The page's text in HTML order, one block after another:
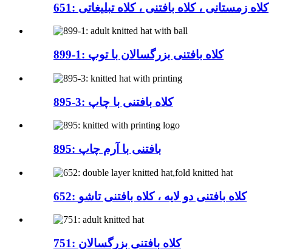
651: کلاه زمستانی ، کلاه بافتنی ، کلاه تبلیغاتی
899-1: کلاه بافتنی بزرگسالان با توپ
895-3: کلاه بافتنی با چاپ
895: بافتنی با آرم چاپ
652: کلاه بافتنی دو لایه ، کلاه بافتنی تاشو
751: کلاه بافتنی بزرگسالان